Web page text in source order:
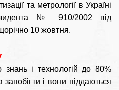
та метрології в Україні
№ 910/2002 від
10 жовтня.
і технологій до 80%
і вони піддаються